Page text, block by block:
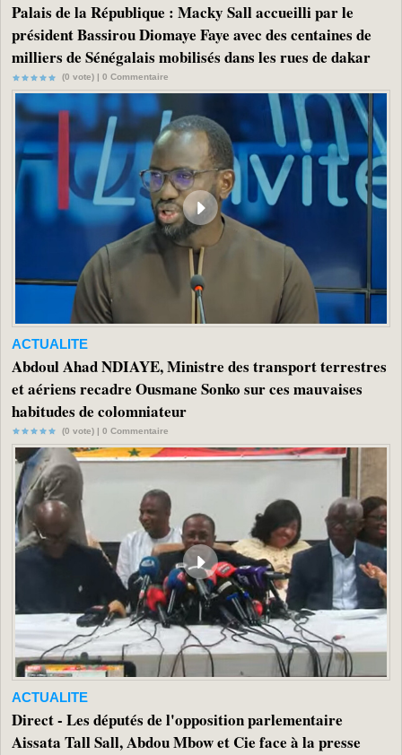
Palais de la République : Macky Sall accueilli par le
président Bassirou Diomaye Faye avec des centaines de
milliers de Sénégalais mobilisés dans les rues de dakar
(0 vote) | 0 Commentaire
ACTUALITE
Abdoul Ahad NDIAYE, Ministre des transport terrestres
et aériens recadre Ousmane Sonko sur ces mauvaises
habitudes de colomniateur
(0 vote) | 0 Commentaire
ACTUALITE
Direct - Les députés de l'opposition parlementaire
Aissata Tall Sall, Abdou Mbow et Cie face à la presse